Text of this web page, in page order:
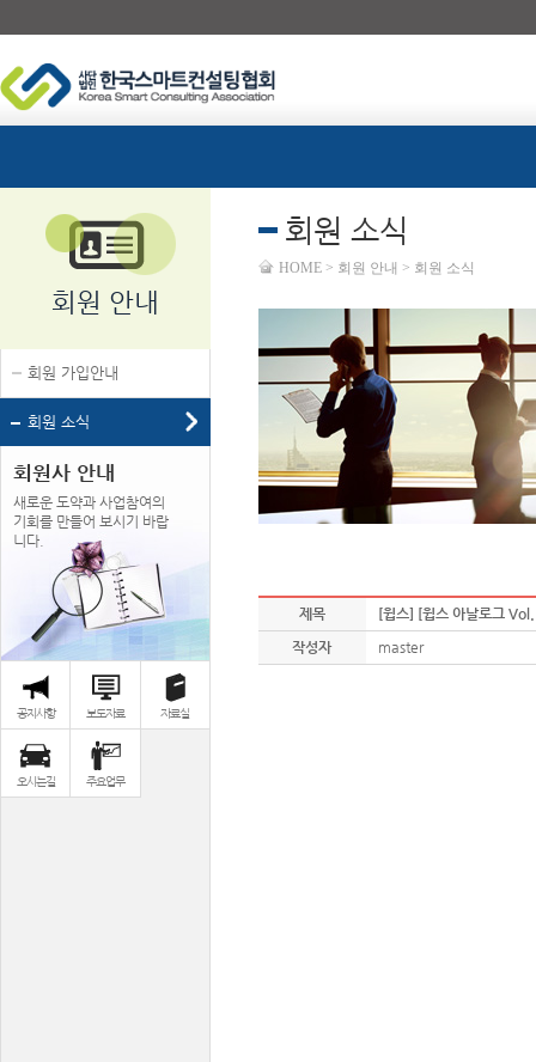
회원 안내
회원 가입안내
회원 소식
회원사 안내
새로운 도약과 사업참여의
기회를 만들어 보시기 바랍
니다.
공지사항 보도자료 자료실
오시는길 주요업무
회원 소식
HOME > 회원 안내 > 회원 소식
제목
[윕스] [윕스 아날로그
작성자
master